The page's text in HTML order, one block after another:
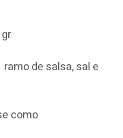
ramo de salsa, sal e
como